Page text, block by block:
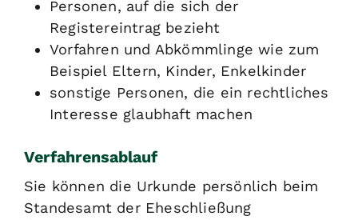
Personen, auf die sich der
Registereintrag bezieht
Vorfahren und Abkömmlinge wie zum
Beispiel Eltern, Kinder, Enkelkinder
sonstige Personen, die ein rechtliches
Interesse glaubhaft machen
Verfahrensablauf
Sie können die Urkunde persönlich beim
Standesamt der Eheschließung